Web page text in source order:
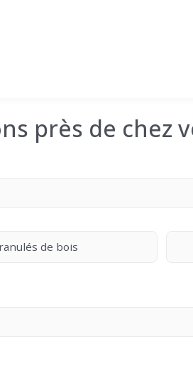
près de chez
de bois